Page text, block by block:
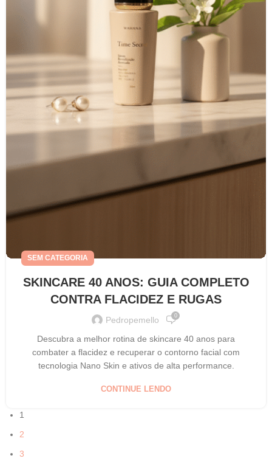
SEM CATEGORIA
SKINCARE 40 ANOS: GUIA COMPLETO
CONTRA FLACIDEZ E RUGAS
Pedropemello 0
Descubra a melhor rotina de skincare 40 anos para
combater a flacidez e recuperar o contorno facial com
tecnologia Nano Skin e ativos de alta performance.
CONTINUE LENDO
1
2
3